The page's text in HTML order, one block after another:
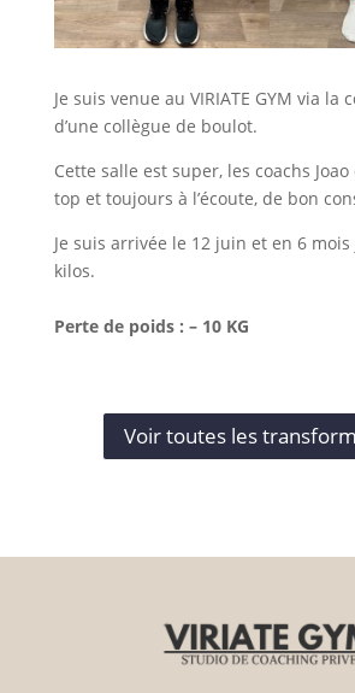
Je suis venue au VIRIATE GYM via la
d’une collègue de boulot.
Cette salle est super, les coachs
top et toujours à l’écoute, de bon
Je suis arrivée le 12 juin et en 6 mois
kilos.
Perte de poids : – 10 KG
Voir toutes les